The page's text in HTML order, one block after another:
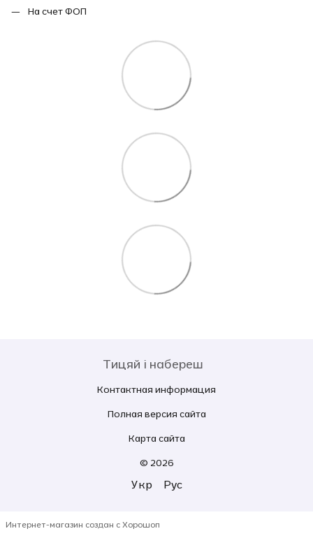
На счет ФОП
Тицяй і набереш
Контактная информация
Полная версия сайта
Карта сайта
© 2026
Укр Рус
Интернет-магазин создан с Хорошоп